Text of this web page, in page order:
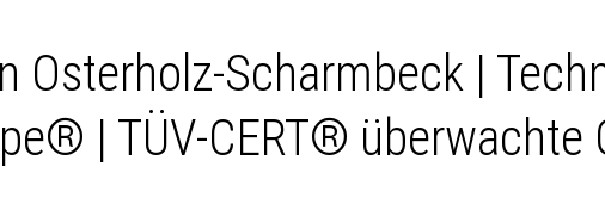
Osterholz-Scharmbeck |
| TÜV-CERT® überwachte